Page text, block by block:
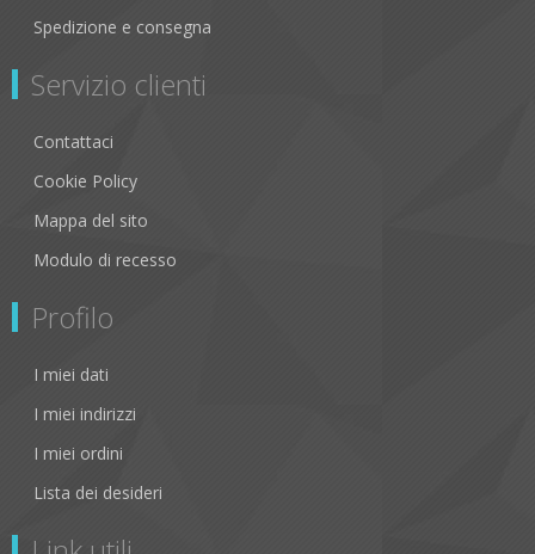
Spedizione e consegna
Servizio clienti
Contattaci
Cookie Policy
Mappa del sito
Modulo di recesso
Profilo
I miei dati
I miei indirizzi
I miei ordini
Lista dei desideri